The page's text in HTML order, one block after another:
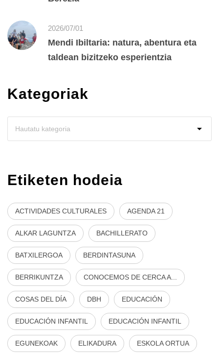
2026/07/01
Mendi Ibiltaria: natura, abentura eta
taldean bizitzeko esperientzia
Kategoriak
Etiketen hodeia
ACTIVIDADES CULTURALES AGENDA 21
ALKAR LAGUNTZA BACHILLERATO
BATXILERGOA BERDINTASUNA
BERRIKUNTZA CONOCEMOS DE CERCA A...
COSAS DEL DÍA DBH EDUCACIÓN
EDUCACIÓN INFANTIL EDUCACIÓN INFANTIL
EGUNEKOAK ELIKADURA ESKOLA ORTUA